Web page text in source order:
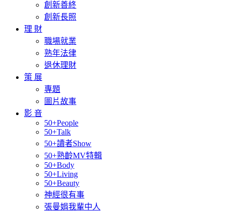
創新善終
創新長照
理 財
職場就業
熟年法律
退休理財
策 展
專題
圖片故事
影 音
50+People
50+Talk
50+讀者Show
50+熟齡MV特輯
50+Body
50+Living
50+Beauty
神經很有事
張曼娟我輩中人